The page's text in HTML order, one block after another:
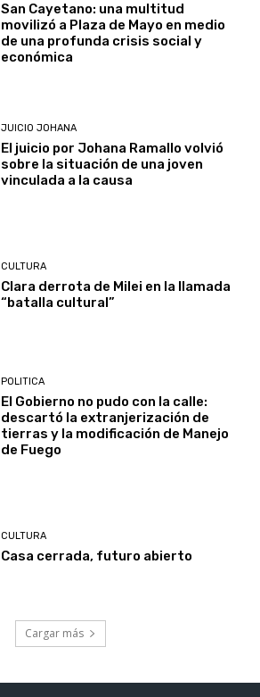
San Cayetano: una multitud
movilizó a Plaza de Mayo en medio
de una profunda crisis social y
económica
JUICIO JOHANA
El juicio por Johana Ramallo volvió
sobre la situación de una joven
vinculada a la causa
CULTURA
Clara derrota de Milei en la llamada
“batalla cultural”
POLITICA
El Gobierno no pudo con la calle:
descartó la extranjerización de
tierras y la modificación de Manejo
de Fuego
CULTURA
Casa cerrada, futuro abierto
Cargar más